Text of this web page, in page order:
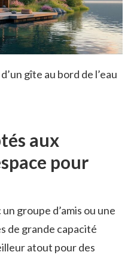
gîte au bord de l’eau
aux
pour
groupe d’amis ou une
de grande capacité
atout pour des